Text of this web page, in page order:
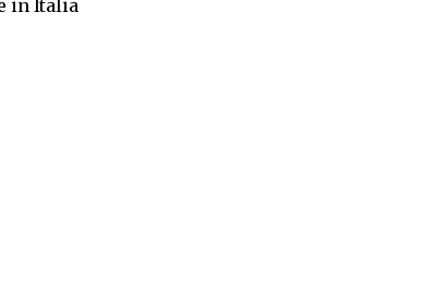
in Italia